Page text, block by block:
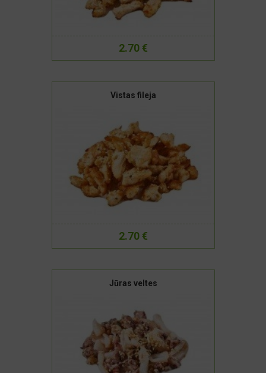
2.70 €
Vistas fileja
2.70 €
Jūras veltes